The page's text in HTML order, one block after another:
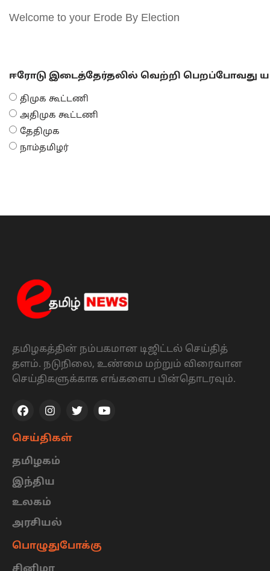
Welcome to your Erode By Election
ஈரோடு இடைத்தேர்தலில் வெற்றி பெறப்போவது
திமுக கூட்டணி
அதிமுக கூட்டணி
தேதிமுக
நாம்தமிழர்
தமிழகத்தின் நம்பகமான டிஜிட்டல் செய்தித்
தளம். நடுநிலை, உண்மை மற்றும் விரைவான
செய்திகளுக்காக எங்களைப பின்தொடரவும்.
செய்திகள்
தமிழகம்
இந்திய
உலகம்
அரசியல்
பொழுதுபோக்கு